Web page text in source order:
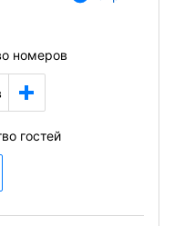
номеров
гостей